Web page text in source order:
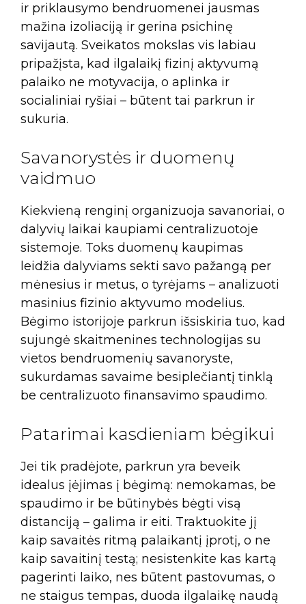
ir priklausymo bendruomenei jausmas
mažina izoliaciją ir gerina psichinę
savijautą. Sveikatos mokslas vis labiau
pripažįsta, kad ilgalaikį fizinį aktyvumą
palaiko ne motyvacija, o aplinka ir
socialiniai ryšiai – būtent tai parkrun ir
sukuria.
Savanorystės ir duomenų
vaidmuo
Kiekvieną renginį organizuoja savanoriai, o
dalyvių laikai kaupiami centralizuotoje
sistemoje. Toks duomenų kaupimas
leidžia dalyviams sekti savo pažangą per
mėnesius ir metus, o tyrėjams – analizuoti
masinius fizinio aktyvumo modelius.
Bėgimo istorijoje parkrun išsiskiria tuo, kad
sujungė skaitmenines technologijas su
vietos bendruomenių savanoryste,
sukurdamas savaime besiplečiantį tinklą
be centralizuoto finansavimo spaudimo.
Patarimai kasdieniam bėgikui
Jei tik pradėjote, parkrun yra beveik
idealus įėjimas į bėgimą: nemokamas, be
spaudimo ir be būtinybės bėgti visą
distanciją – galima ir eiti. Traktuokite jį
kaip savaitės ritmą palaikantį įprotį, o ne
kaip savaitinį testą; nesistenkite kas kartą
pagerinti laiko, nes būtent pastovumas, o
ne staigus tempas, duoda ilgalaikę naudą